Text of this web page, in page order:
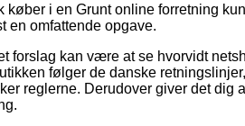
køber i en Grunt online forretning
en omfattende opgave.
forslag kan være at se hvorvidt
følger de danske
reglerne. Derudover giver det